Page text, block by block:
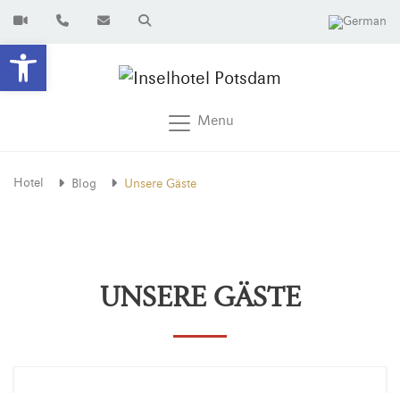
Open toolbar
Menu
Hotel Blog Unsere Gäste
UNSERE GÄSTE